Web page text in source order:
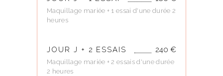
Maquillage mariée + 1 essai d'une durée 2
heures
JOUR J + 2 ESSAIS 240 €
Maquillage mariée + 2 essais d'une durée
2 heures